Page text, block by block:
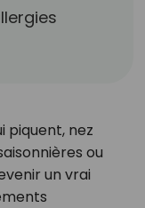
piquent, nez
ou
un vrai